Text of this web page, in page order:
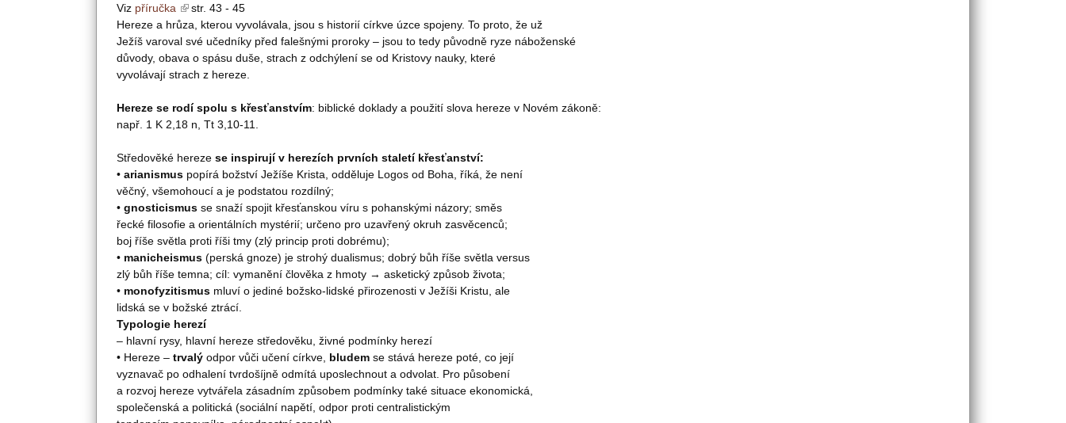
Viz příručka (link is external)
str. 43 - 45
Hereze a hrůza, kterou vyvolávala, jsou s historií církve úzce spojeny. To proto, že už
Ježíš varoval své učedníky před falešnými proroky – jsou to tedy původně ryze náboženské
důvody, obava o spásu duše, strach z odchýlení se od Kristovy nauky, které
vyvolávají strach z hereze.
Hereze se rodí spolu s křesťanstvím: biblické doklady a použití slova hereze v Novém zákoně:
např. 1 K 2,18 n, Tt 3,10-11.
Středověké hereze se inspirují v herezích prvních staletí křesťanství:
• arianismus popírá božství Ježíše Krista, odděluje Logos od Boha, říká, že není
věčný, všemohoucí a je podstatou rozdílný;
• gnosticismus se snaží spojit křesťanskou víru s pohanskými názory; směs
řecké filosofie a orientálních mystérií; určeno pro uzavřený okruh zasvěcenců;
boj říše světla proti říši tmy (zlý princip proti dobrému);
• manicheismus (perská gnoze) je strohý dualismus; dobrý bůh říše světla versus
zlý bůh říše temna; cíl: vymanění člověka z hmoty → asketický způsob života;
• monofyzitismus mluví o jediné božsko-lidské přirozenosti v Ježíši Kristu, ale
lidská se v božské ztrácí.
Typologie herezí
– hlavní rysy, hlavní hereze středověku, živné podmínky herezí
• Hereze – trvalý odpor vůči učení církve, bludem se stává hereze poté, co její
vyznavač po odhalení tvrdošíjně odmítá uposlechnout a odvolat. Pro působení
a rozvoj hereze vytvářela zásadním způsobem podmínky také situace ekonomická,
společenská a politická (sociální napětí, odpor proti centralistickým